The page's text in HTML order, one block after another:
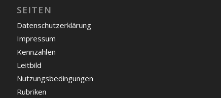
SEITEN
Datenschutzerklärung
Impressum
Kennzahlen
Leitbild
Nutzungsbedingungen
Rubriken